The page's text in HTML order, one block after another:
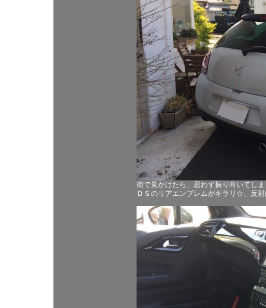
街で見かけたら、思わず振り向いてし
ＤＳのリアエンブレムがキラリ☆、反